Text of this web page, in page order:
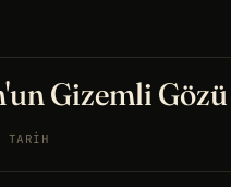
Gizemli Gözü
TARIH